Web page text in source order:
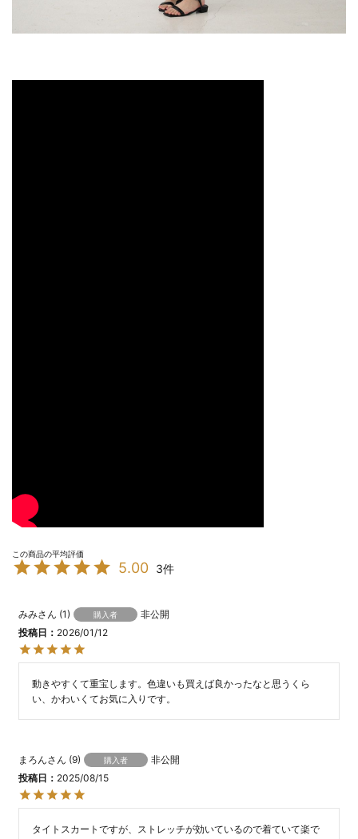
5.00 3
みみ 1 購入者
非公開
投稿日
2026/01/12
動きやすくて重宝します。色違いも買えば良かったなと思うくら
い、かわいくてお気に入りです。
まろん 9 購入者
非公開
投稿日
2025/08/15
タイトスカートですが、ストレッチが効いているので着ていて楽で